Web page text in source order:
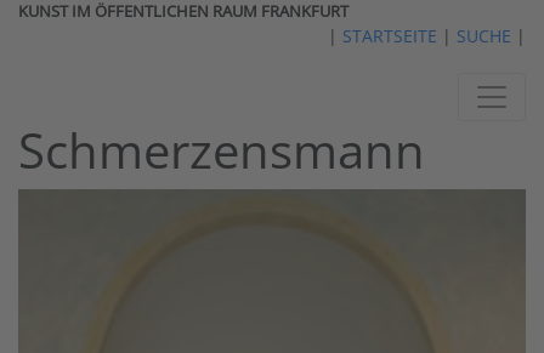
KUNST IM ÖFFENTLICHEN RAUM FRANKFURT
| STARTSEITE | SUCHE |
Schmerzensmann